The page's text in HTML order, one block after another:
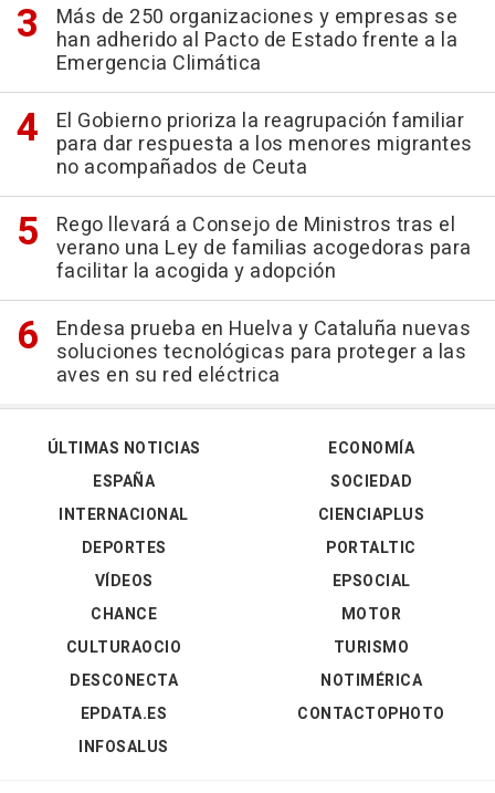
Más de 250 organizaciones y empresas se
han adherido al Pacto de Estado frente a la
Emergencia Climática
El Gobierno prioriza la reagrupación familiar
para dar respuesta a los menores migrantes
no acompañados de Ceuta
Rego llevará a Consejo de Ministros tras el
verano una Ley de familias acogedoras para
facilitar la acogida y adopción
Endesa prueba en Huelva y Cataluña nuevas
soluciones tecnológicas para proteger a las
aves en su red eléctrica
ÚLTIMAS NOTICIAS
ESPAÑA
INTERNACIONAL
DEPORTES
VÍDEOS
ECONOMÍA
SOCIEDAD
CIENCIAPLUS
PORTALTIC
EPSOCIAL
CHANCE
CULTURAOCIO
DESCONECTA
EPDATA.ES
INFOSALUS
MOTOR
TURISMO
NOTIMÉRICA
CONTACTOPHOTO